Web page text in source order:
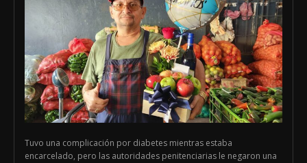
Tuvo una complicación por diabetes mientras estaba
encarcelado, pero las autoridades penitenciarias le negaron una